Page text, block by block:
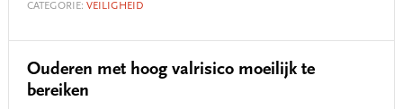
CATEGORIE: VEILIGHEID
Ouderen met hoog valrisico moeilijk te
bereiken